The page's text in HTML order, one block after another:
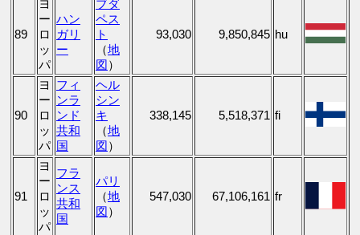
89
ヨ
ー
ロ
ッ
パ
ハン
ガリ
ー
ブダ
ペス
ト
（地
図 ）
93,030 9,850,845 hu
90
ヨ
ー
ロ
ッ
パ
フィ
ンラ
ンド
共和
国
ヘル
シン
キ
（地
図 ）
338,145 5,518,371 fi
91
ヨ
ー
ロ
ッ
パ
フラ
ンス
共和
国
パリ
（地
図 ）
547,030 67,106,161 fr